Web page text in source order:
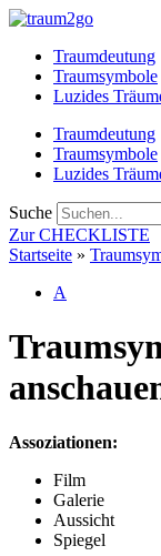
Zum
springenTraumdeutung
Traumsymbole
Luzides
Traumdeutung
Traumsymbole
Luzides
Suche
Zur CHECKLISTE
Startseite »
A
Assoziationen:
Film
Galerie
Aussicht
Spiegel